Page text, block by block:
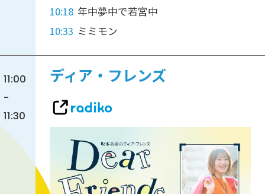
10:18 年中夢中で若宮中
10:33 ミミモン
11:00
-
11:30
ディア・フレンズ